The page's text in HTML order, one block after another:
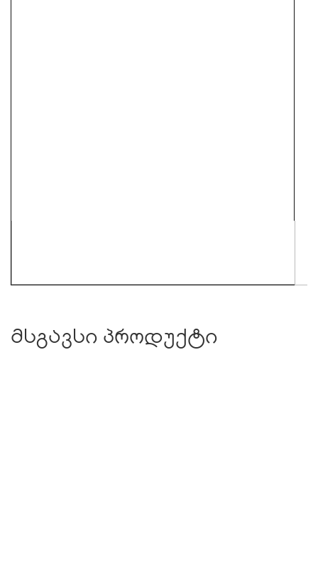
მსგავსი პროდუქტი